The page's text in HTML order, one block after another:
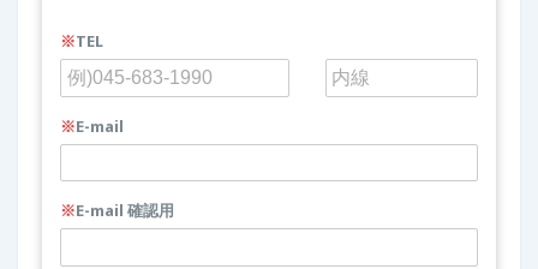
※TEL
※E-mail
※E-mail 確認用